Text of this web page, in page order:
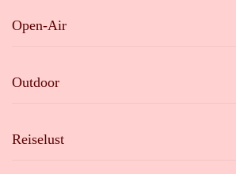
Open-Air
Outdoor
Reiselust